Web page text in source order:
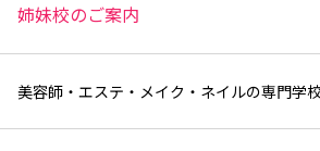
姉妹校のご案内
美容師・エステ・メイク・ネイルの専門学